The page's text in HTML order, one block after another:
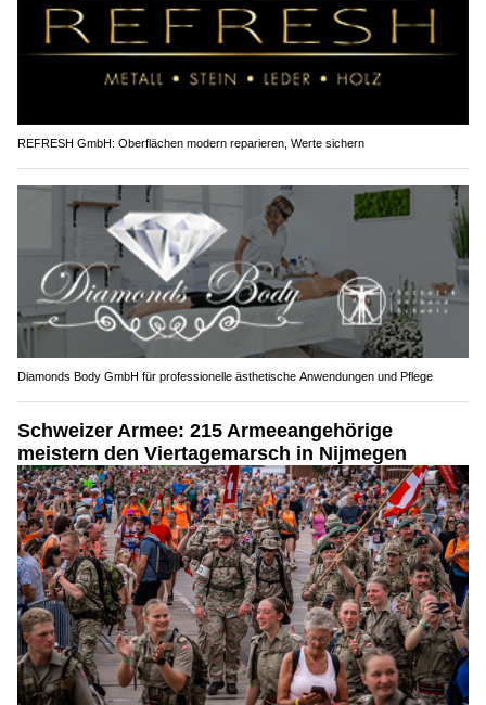
REFRESH GmbH: Oberflächen modern reparieren, Werte sichern
Diamonds Body GmbH für professionelle ästhetische Anwendungen und Pflege
Schweizer Armee: 215 Armeeangehörige
meistern den Viertagemarsch in Nijmegen